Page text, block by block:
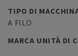
TIPO DI
A FILO
MARCA UNITÀ DI